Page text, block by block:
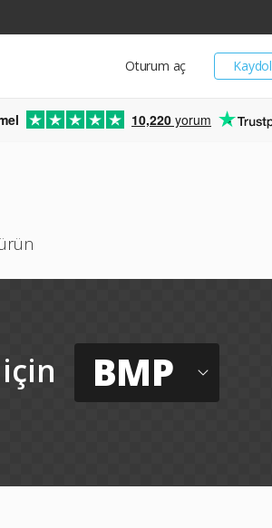
Kaydol
Oturum aç
10,220 yorum
için BMP